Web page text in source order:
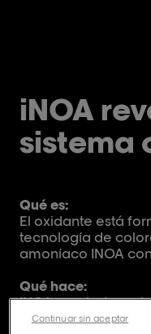
iNOA
sistema
Qué es:
El oxidante está
tecnología de
amoníaco INOA
Qué hace:
INOA revelador
para:
Continuar sin aceptar